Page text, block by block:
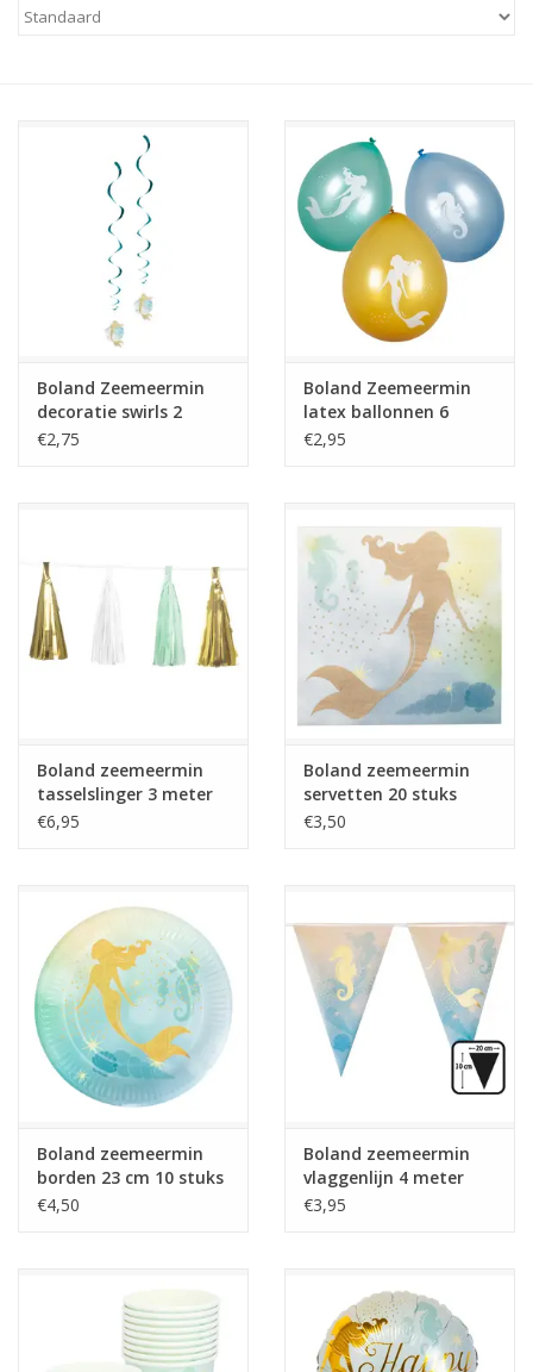
Accessoires
servetten, zeemeermin uitdeelzakjes en nog veel meer
Boland Zeemeermin
decoratie swirls 2
stuks
€2,75
Boland Zeemeermin
latex ballonnen 6
stuks
€2,95
Boland zeemeermin
tasselslinger 3 meter
€6,95
Boland zeemeermin
servetten 20 stuks
€3,50
Boland zeemeermin
borden 23 cm 10 stuks
€4,50
Boland zeemeermin
vlaggenlijn 4 meter
€3,95